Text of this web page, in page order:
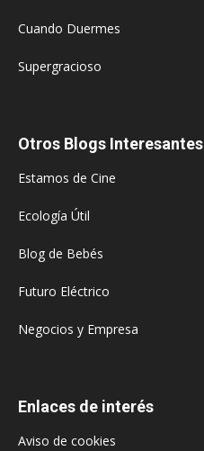
Cuando Duermes
Supergracioso
Otros Blogs Interesantes
Estamos de Cine
Ecología Útil
Blog de Bebés
Futuro Eléctrico
Negocios y Empresa
Enlaces de interés
Aviso de cookies